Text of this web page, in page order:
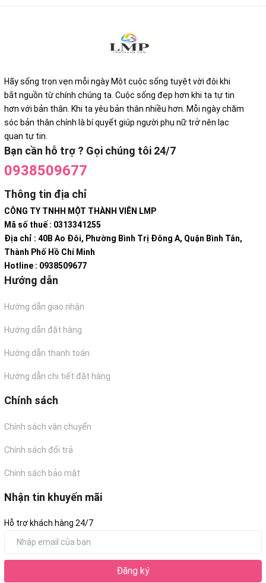
Hãy sống trọn vẹn mỗi ngày Một cuộc sống tuyệt vời đôi khi
bắt nguồn từ chính chúng ta. Cuộc sống đẹp hơn khi ta tự tin
hơn với bản thân. Khi ta yêu bản thân nhiều hơn. Mỗi ngày chăm
sóc bản thân chính là bí quyết giúp người phụ nữ trở nên lạc
quan tự tin.
Bạn cần hỗ trợ ? Gọi chúng tôi 24/7
0938509677
Thông tin địa chỉ
CÔNG TY TNHH MỘT THÀNH VIÊN LMP
Mã số thuế : 0313341255
Địa chỉ : 40B Ao Đôi, Phường Bình Trị Đông A, Quận Bình Tân,
Thành Phố Hồ Chí Minh
Hotline : 0938509677
Hướng dẫn
Hướng dẫn giao nhận
Hướng dẫn đặt hàng
Hướng dẫn thanh toán
Hướng dẫn chi tiết đặt hàng
Chính sách
Chính sách vận chuyển
Chính sách đổi trả
Chính sách bảo mật
Nhận tin khuyến mãi
Hỗ trợ khách hàng 24/7
Đăng ký